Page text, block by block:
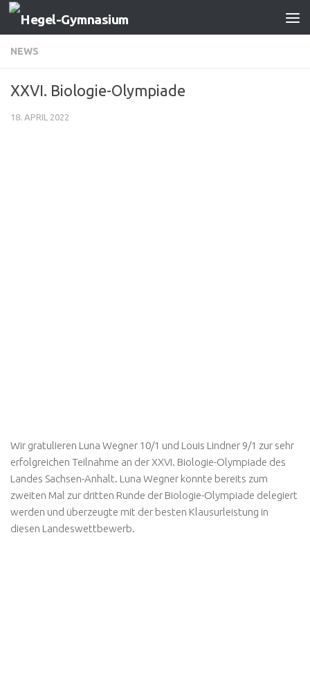
Zum Inhalt springen
NEWS
XXVI. Biologie-Olympiade
18. APRIL 2022
Wir gratulieren Luna Wegner 10/1 und Louis Lindner 9/1 zur sehr
erfolgreichen Teilnahme an der XXVI. Biologie-Olympiade des
Landes Sachsen-Anhalt. Luna Wegner konnte bereits zum
zweiten Mal zur dritten Runde der Biologie-Olympiade delegiert
werden und überzeugte mit der besten Klausurleistung in
diesen Landeswettbewerb.